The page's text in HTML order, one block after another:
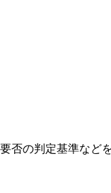
否の判定基準など